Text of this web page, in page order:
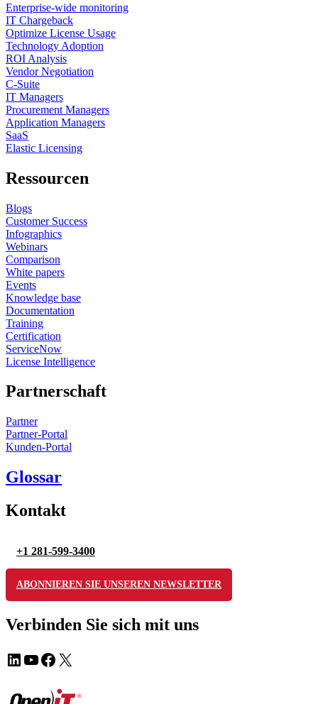
Enterprise-wide monitoring
IT Chargeback
Optimize License Usage
Technology Adoption
ROI Analysis
Vendor Negotiation
C-Suite
IT Managers
Procurement Managers
Application Managers
SaaS
Elastic Licensing
Ressourcen
Blogs
Customer Success
Infographics
Webinars
Comparison
White papers
Events
Knowledge base
Documentation
Training
Certification
ServiceNow
License Intelligence
Partnerschaft
Partner
Partner-Portal
Kunden-Portal
Glossar
Kontakt
+1 281-599-3400
ABONNIEREN SIE UNSEREN NEWSLETTER
Verbinden Sie sich mit uns